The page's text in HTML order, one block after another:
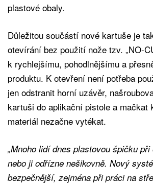
plastové obaly.
Důležitou součástí nové kartuše je
otevírání bez použití nože tzv. „NO-
k rychlejšímu, pohodlnějšímu a
produktu. K otevření není potřeba
jen odstranit horní uzávěr,
kartuši do aplikační pistole a mačkat
materiál nezačne vytékat.
„Mnoho lidí dnes plastovou špičku
nebo ji odřízne nešikovně. Nový
bezpečnější, zejména při práci na